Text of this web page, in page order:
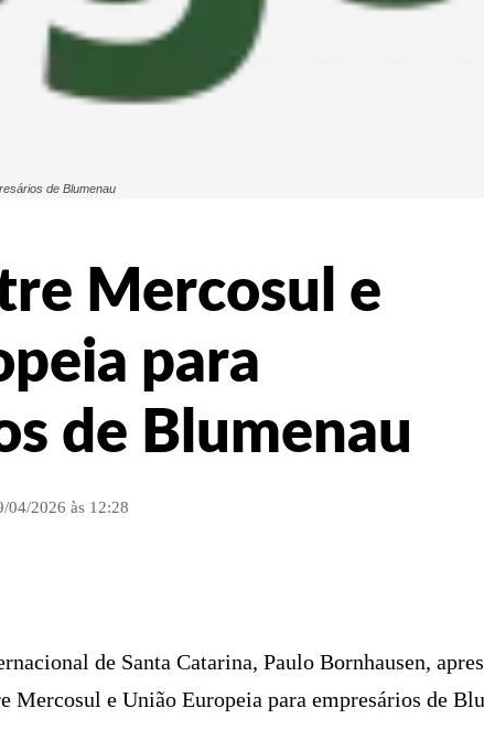
de Blumenau
Mercosul e
para
de Blumenau
04/2026 às 12:28
de Santa Catarina, Paulo Bornhausen,
Mercosul e União Europeia para empresários de